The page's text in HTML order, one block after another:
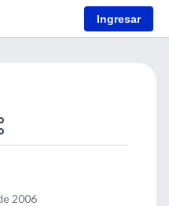
Ingresar
2006